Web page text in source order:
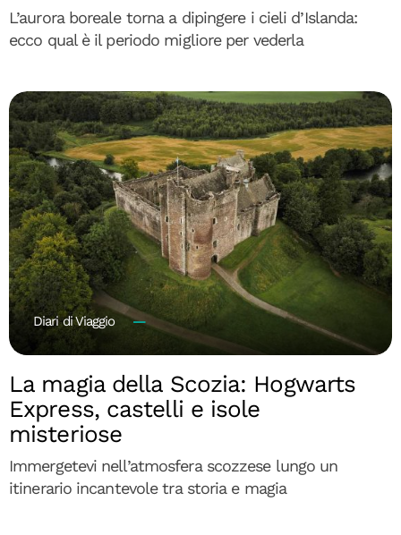
L’aurora boreale torna a dipingere i cieli d’Islanda:
ecco qual è il periodo migliore per vederla
Diari di Viaggio
La magia della Scozia: Hogwarts
Express, castelli e isole
misteriose
Immergetevi nell’atmosfera scozzese lungo un
itinerario incantevole tra storia e magia